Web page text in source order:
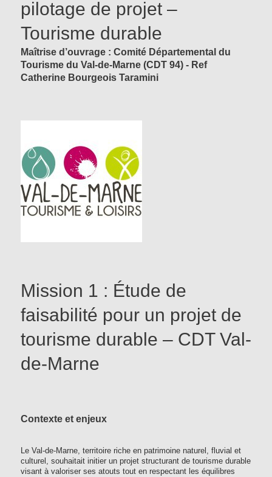
pilotage de projet –
Tourisme durable
Maîtrise d’ouvrage : Comité Départemental du
Tourisme du Val-de-Marne (CDT 94) - Ref
Catherine Bourgeois Taramini
Mission 1 : Étude de
faisabilité pour un projet de
tourisme durable – CDT Val-
de-Marne
Contexte et enjeux
Le Val-de-Marne, territoire riche en patrimoine naturel, fluvial et
culturel, souhaitait initier un projet structurant de tourisme durable
visant à valoriser ses atouts tout en respectant les équilibres